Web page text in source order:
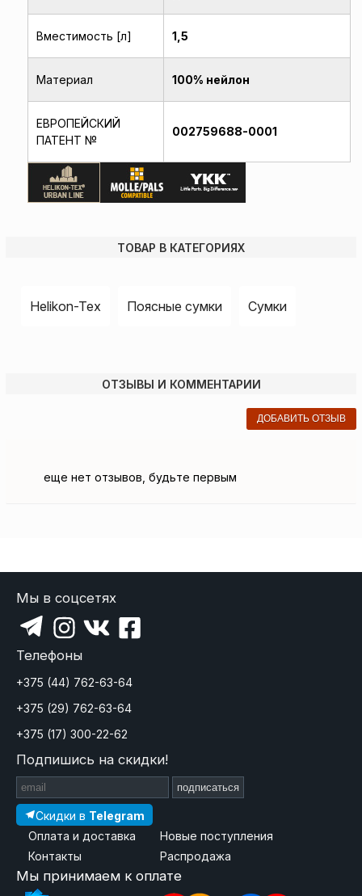
Вместимость [л] 1,5
Материал 100% нейлон
ЕВРОПЕЙСКИЙ
ПАТЕНТ №
002759688-0001
ТОВАР В КАТЕГОРИЯХ
Helikon-Tex Поясные сумки Сумки
ОТЗЫВЫ И КОММЕНТАРИИ
ДОБАВИТЬ ОТЗЫВ
еще нет отзывов, будьте первым
Мы в соцсетях
Телефоны
+375 (44) 762-63-64
+375 (29) 762-63-64
+375 (17) 300-22-62
Подпишись на скидки!
подписаться
Скидки в Telegram
Оплата и доставка
Контакты
Новые поступления
Распродажа
Мы принимаем к оплате